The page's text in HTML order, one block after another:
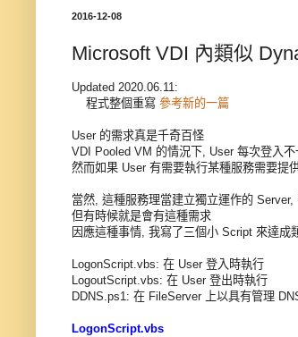
2016-12-08
Microsoft VDI 內類似
Updated 2020.06.11:
程式整個重寫 參考新的一篇
User 的需求真是千奇百怪
VDI Pooled VM 的情況下, User 每次登入
然而如果 User 有需要執行某種服務需要提
當然, 這種服務理當建立獨立運作的
但有時候就是會有這種需求
因應這種事情, 我寫了三個小 Script 來達成
LogonScript.vbs: 在 User 登入時執行
LogoutScript.vbs: 在 User 登出時執行
DDNS.ps1: 在 FileServer 上以具有管理
LogonScript.vbs